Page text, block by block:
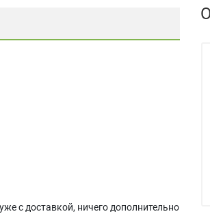
с доставкой, ничего дополнительно